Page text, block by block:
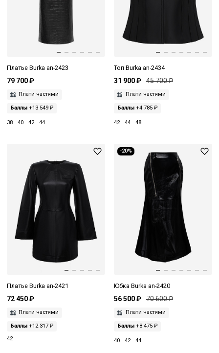
Платье Burka an-2423
79 700 ₽
Плати частями
Баллы +13 549 ₽
38 40 42 44
Топ Burka an-2434
31 900 ₽ 45 700 ₽
Плати частями
Баллы+4 785 ₽
42 44 48
Платье Burka an-2421
72 450 ₽
Плати частями
Баллы +12 317 ₽
42
-20%
Юбка Burka an-2420
56 500 ₽ 70 600 ₽
Плати частями
Баллы+8 475 ₽
40 42 44